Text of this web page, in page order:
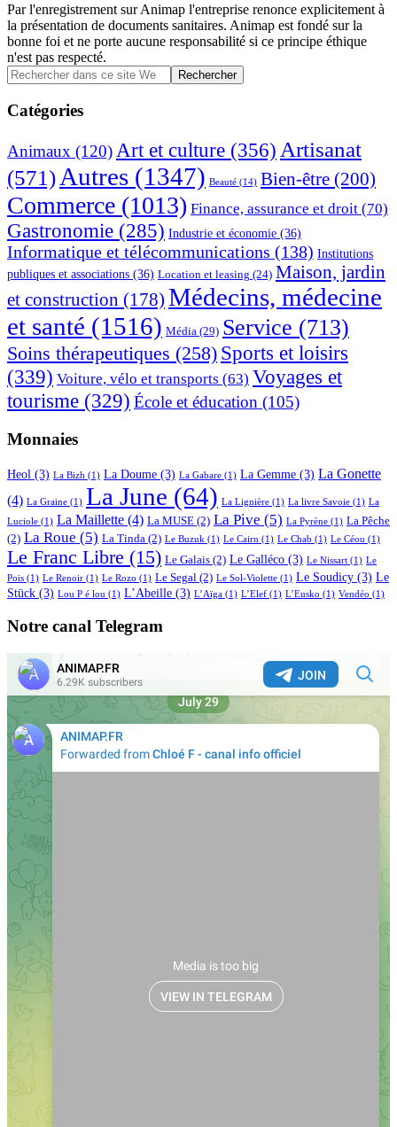
Par l'enregistrement sur Animap l'entreprise renonce explicitement à
la présentation de documents sanitaires. Animap est fondé sur la
bonne foi et ne porte aucune responsabilité si ce principe éthique
n'est pas respecté.
Barre
latérale
principale
Rechercher
dans
ce
site
Catégories
Animaux (120)Art et culture (356) Artisanat
(571) Autres (1347) Beauté (14) Bien-être (200)
Commerce (1013) Finance, assurance et droit (70)
Gastronomie (285) Industrie et économie (36)
Informatique et télécommunications (138) Institutions
publiques et associations (36) Location et leasing (24) Maison, jardin
et construction (178) Médecins, médecine
et santé (1516) Média (29) Service (713)
Soins thérapeutiques (258) Sports et loisirs
(339) Voiture, vélo et transports (63) Voyages et
tourisme (329) École et éducation (105)
Monnaies
Heol (3) La Bizh (1) La Doume (3) La Gabare (1) La Gemme (3) La Gonette
(4) La Graine (1) La June (64) La Lignière (1) La livre Savoie (1) La
Luciole (1) La Maillette (4) La MUSE (2) La Pive (5) La Pyrène (1) La Pêche
(2) La Roue (5) La Tinda (2) Le Buzuk (1) Le Cairn (1) Le Chab (1) Le Céou (1)
Le Franc Libre (15) Le Galais (2) Le Galléco (3) Le Nissart (1) Le
Pois (1) Le Renoir (1) Le Rozo (1) Le Segal (2) Le Sol-Violette (1) Le Soudicy (3) Le
Stück (3) Lou P é lou (1) L’Abeille (3) L’Aïga (1) L’Elef (1) L’Eusko (1) Vendéo (1)
Notre canal Telegram